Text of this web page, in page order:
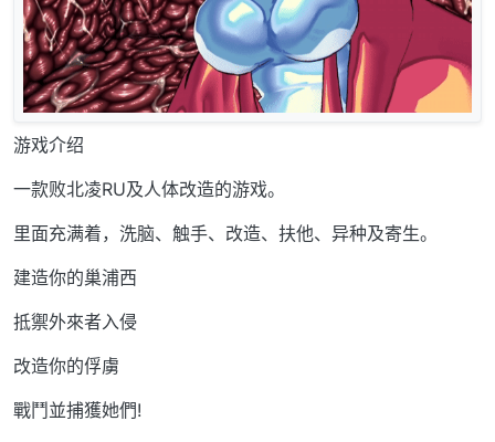
游戏介绍
一款败北凌RU及人体改造的游戏。
里面充满着，洗脑、触手、改造、扶他、异种及寄生。
建造你的巢浦西
抵禦外來者入侵
改造你的俘虜
戰鬥並捕獲她們!